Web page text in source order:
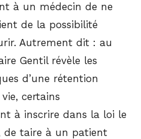
à un médecin de ne
de la possibilité
Autrement dit : au
Gentil révèle les
d’une rétention
certains
à inscrire dans la loi le
de taire à un patient